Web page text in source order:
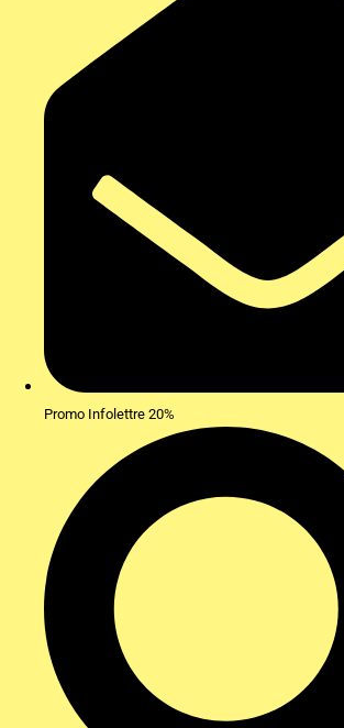
Promo Infolettre 20%